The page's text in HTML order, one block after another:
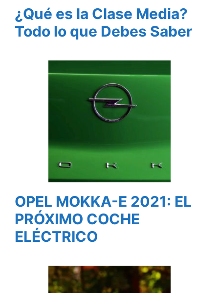
¿Qué es la Clase Media?
Todo lo que Debes Saber
OPEL MOKKA-E 2021: EL
PRÓXIMO COCHE
ELÉCTRICO